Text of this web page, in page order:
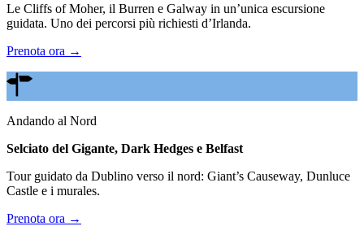
Le Cliffs of Moher, il Burren e Galway in un’unica escursione
guidata. Uno dei percorsi più richiesti d’Irlanda.
Prenota ora →
Andando al Nord
Selciato del Gigante, Dark Hedges e Belfast
Tour guidato da Dublino verso il nord: Giant’s Causeway, Dunluce
Castle e i murales.
Prenota ora →